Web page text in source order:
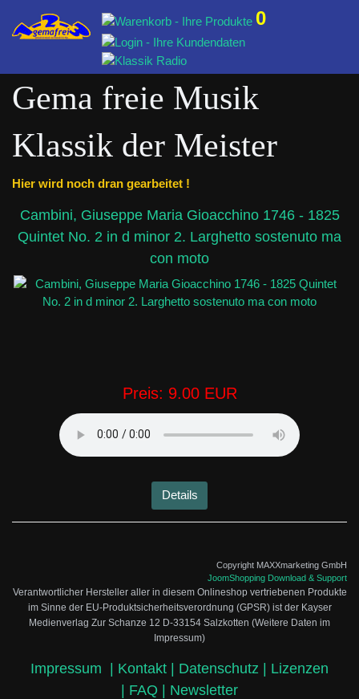
0
Gema freie Musik
Klassik der Meister
Hier wird noch dran gearbeitet !
Cambini, Giuseppe Maria Gioacchino 1746 - 1825
Quintet No. 2 in d minor 2. Larghetto sostenuto ma
con moto
Preis: 9.00 EUR
Details
Copyright MAXXmarketing GmbH
JoomShopping Download & Support
Verantwortlicher Hersteller aller in diesem Onlineshop vertriebenen Produkte
im Sinne der EU-Produktsicherheitsverordnung (GPSR) ist der Kayser
Medienverlag Zur Schanze 12 D-33154 Salzkotten (Weitere Daten im
Impressum)
Impressum | Kontakt | Datenschutz | Lizenzen
| FAQ | Newsletter